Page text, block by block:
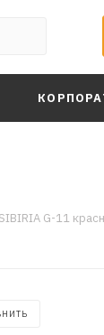
G-11